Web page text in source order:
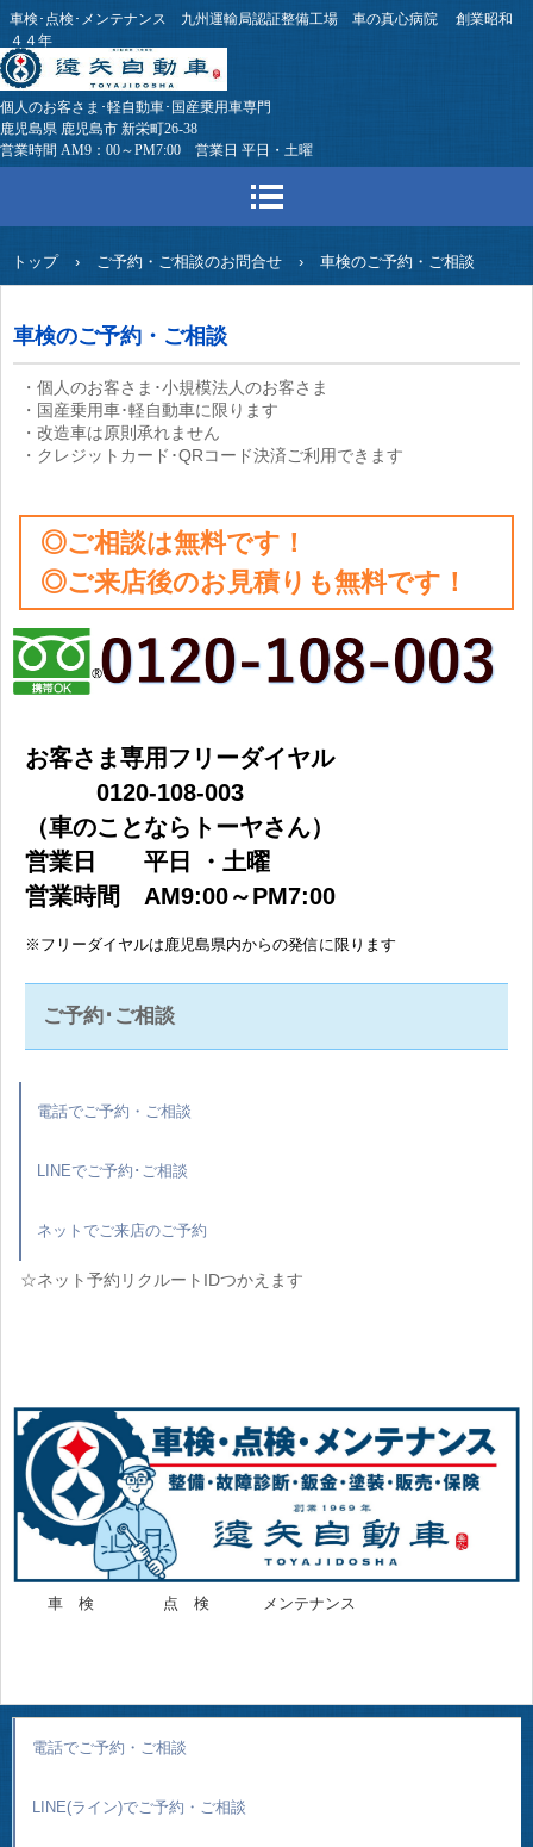
車検･点検･メンテナンス 九州運輸局認証整備工場 車の真心病院 創業昭和
４４年
個人のお客さま･軽自動車･国産乗用車専門
鹿児島県 鹿児島市 新栄町26-38
営業時間 AM9：00～PM7:00 営業日 平日・土曜
トップ › ご予約・ご相談のお問合せ › 車検のご予約・ご相談
車検のご予約・ご相談
・個人のお客さま･小規模法人のお客さま
・国産乗用車･軽自動車に限ります
・改造車は原則承れません
・クレジットカード･QRコード決済ご利用できます
◎ご相談は無料です！
◎ご来店後のお見積りも無料です！
お客さま専用フリーダイヤル
0120-108-003
（車のことならトーヤさん）
営業日 平日 ・土曜
営業時間 AM9:00～PM7:00
※フリーダイヤルは鹿児島県内からの発信に限ります
ご予約･ご相談
電話でご予約・ご相談
LINEでご予約･ご相談
ネットでご来店のご予約
☆ネット予約リクルートIDつかえます
車 検 点 検 メンテナンス
電話でご予約・ご相談
LINE(ライン)でご予約・ご相談